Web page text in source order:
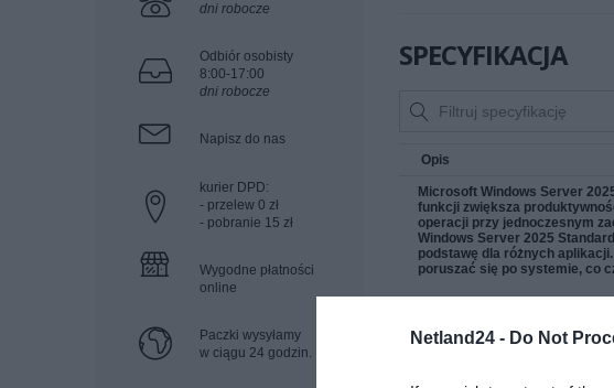
Netland24 - Do Not
dni robocze
Odbiór osobisty
8:00-17:00
dni robocze
Napisz do nas
kurier DPD:
- przelew 0 zł
- pobranie 15 zł
Wygodne płatności
online
Paczki wysyłamy
w ciągu 24 godzin.
SPECYFIKACJA
Opis
Microsoft Windows Server
funkcji zwiększa
operacji przy jednoczesnym
Windows Server 2025
podstawę dla różnych
poruszać się po systemie, co
Najważniejsze punkty